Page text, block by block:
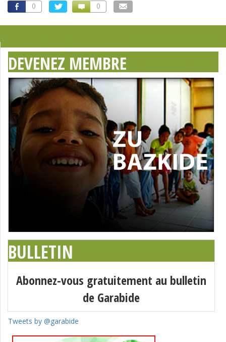
0 0
DEVENEZ MEMBRE
BULLETIN
Abonnez-vous gratuitement au bulletin
de Garabide
Tweets by @garabide